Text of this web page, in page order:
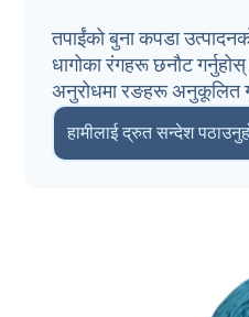
तपाईंको बुना कपडा
धागोका रंगहरू छनौट
अनुरोधमा रङहरू अनुकूलित
हामीलाई द्रुत सन्देश